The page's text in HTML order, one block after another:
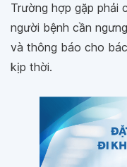
Trường hợp gặp phải
người bệnh cần
và thông báo cho
kịp thời.